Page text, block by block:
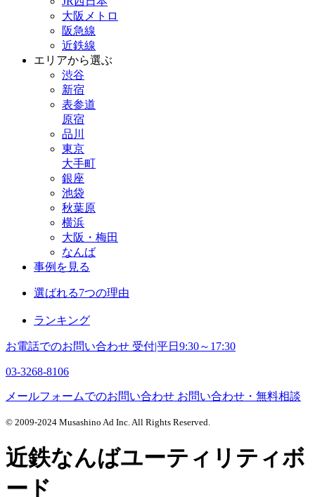
大阪メトロ
阪急線
近鉄線
エリアから選ぶ
渋谷
新宿
表参道
原宿
品川
東京
大手町
銀座
池袋
秋葉原
横浜
大阪・梅田
なんば
事例を見る
選ばれる7つの理由
ランキング
お電話でのお問い合わせ 受付|平日9:30～17:30
03-3268-8106
メールフォームでのお問い合わせ お問い合わせ・無料相談
© 2009-2024 Musashino Ad Inc. All Rights Reserved.
近鉄なんばユーティリティボ
ード